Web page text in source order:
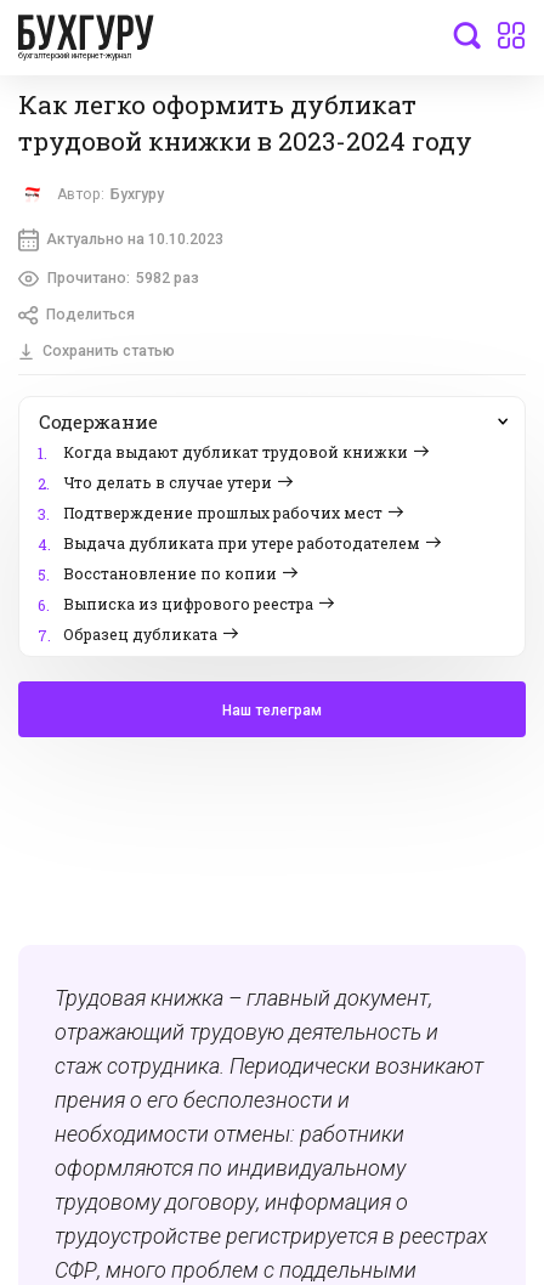
бухгалтерский интернет-журнал
Как легко оформить дубликат
трудовой книжки в 2023-2024 году
Автор: Бухгуру
Актуально на 10.10.2023
Прочитано: 5982 раз
Поделиться
Сохранить статью
Содержание
1.
Когда выдают дубликат трудовой книжки
2.
Что делать в случае утери
3.
Подтверждение прошлых рабочих мест
4.
Выдача дубликата при утере работодателем
5.
Восстановление по копии
6.
Выписка из цифрового реестра
7.
Образец дубликата
Наш телеграм
Трудовая книжка – главный документ,
отражающий трудовую деятельность и
стаж сотрудника. Периодически возникают
прения о его бесполезности и
необходимости отмены: работники
оформляются по индивидуальному
трудовому договору, информация о
трудоустройстве регистрируется в реестрах
СФР, много проблем с поддельными